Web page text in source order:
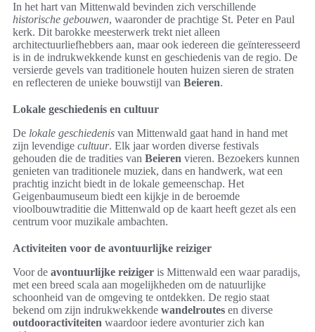
In het hart van Mittenwald bevinden zich verschillende
historische gebouwen, waaronder de prachtige St. Peter en Paul
kerk. Dit barokke meesterwerk trekt niet alleen
architectuurliefhebbers aan, maar ook iedereen die geïnteresseerd
is in de indrukwekkende kunst en geschiedenis van de regio. De
versierde gevels van traditionele houten huizen sieren de straten
en reflecteren de unieke bouwstijl van Beieren.
Lokale geschiedenis en cultuur
De lokale geschiedenis van Mittenwald gaat hand in hand met
zijn levendige cultuur. Elk jaar worden diverse festivals
gehouden die de tradities van Beieren vieren. Bezoekers kunnen
genieten van traditionele muziek, dans en handwerk, wat een
prachtig inzicht biedt in de lokale gemeenschap. Het
Geigenbaumuseum biedt een kijkje in de beroemde
vioolbouwtraditie die Mittenwald op de kaart heeft gezet als een
centrum voor muzikale ambachten.
Activiteiten voor de avontuurlijke reiziger
Voor de avontuurlijke reiziger is Mittenwald een waar paradijs,
met een breed scala aan mogelijkheden om de natuurlijke
schoonheid van de omgeving te ontdekken. De regio staat
bekend om zijn indrukwekkende wandelroutes en diverse
outdooractiviteiten waardoor iedere avonturier zich kan